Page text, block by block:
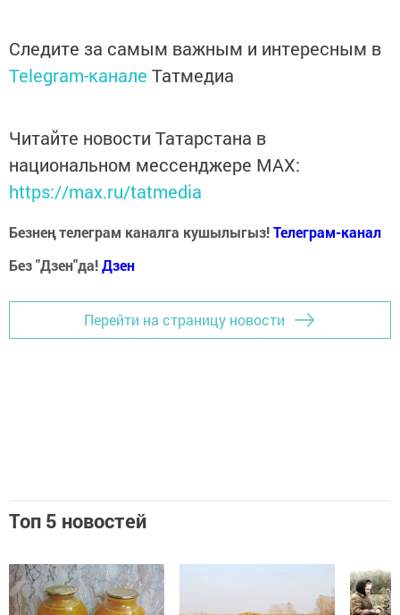
Следите за самым важным и интересным в
Telegram-канале Татмедиа
Читайте новости Татарстана в
национальном мессенджере MАХ:
https://max.ru/tatmedia
Безнең телеграм каналга кушылыгыз!Телеграм-канал
Без "Дзен"да!Дзен
Перейти на страницу новости
Топ 5 новостей